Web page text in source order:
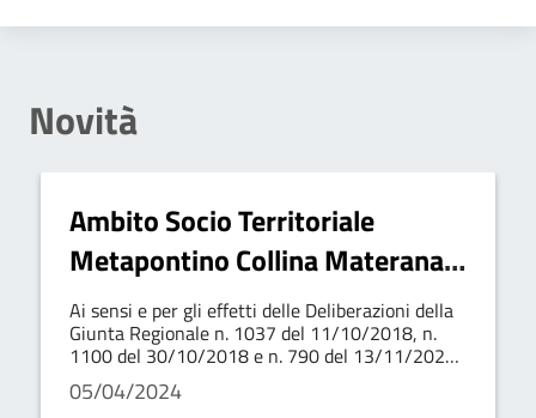
Novità
Ambito Socio Territoriale
Metapontino Collina Materana -
Fondo non autosufficienza
Disabilità gravissima -
Comunicazione Riapertura
Ai sensi e per gli effetti delle Deliberazioni della
Giunta Regionale n. 1037 del 11/10/2018, n.
1100 del 30/10/2018 e n. 790 del 13/11/2020 i
cittadini possono far richiesta di Concessione di
contributo economico per l'assistenza a domicilio
05/04/2024